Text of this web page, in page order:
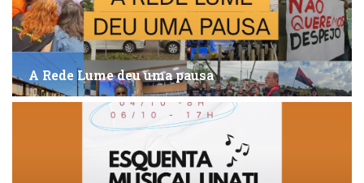
A Rede Lume deu uma pausa